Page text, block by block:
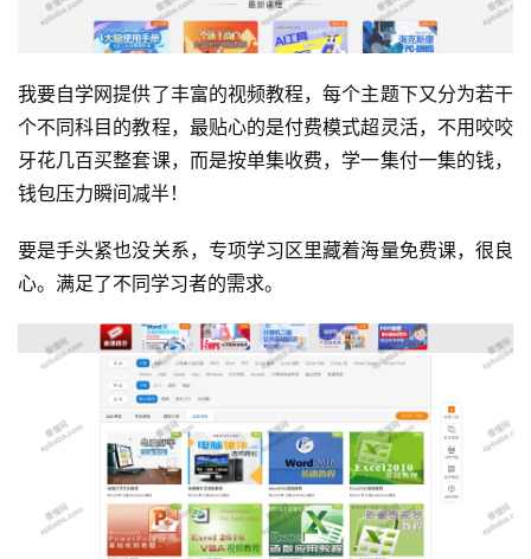
我要自学网提供了丰富的视频教程，每个主题下又分为若干
个不同科目的教程，最贴心的是付费模式超灵活，不用咬咬
牙花几百买整套课，而是按单集收费，学一集付一集的钱，
钱包压力瞬间减半！
要是手头紧也没关系，专项学习区里藏着海量免费课，很良
心。满足了不同学习者的需求。